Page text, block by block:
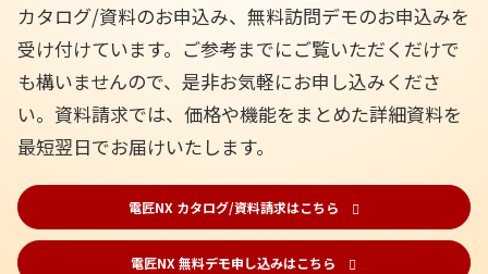
カタログ/資料のお申込み、無料訪問デモのお申込みを
受け付けています。ご参考までにご覧いただくだけで
も構いませんので、是非お気軽にお申し込みくださ
い。資料請求では、価格や機能をまとめた詳細資料を
最短翌日でお届けいたします。
電匠NX カタログ/資料請求はこちら
電匠NX 無料デモ申し込みはこちら